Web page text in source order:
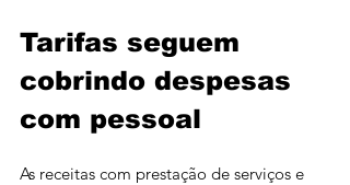
Tarifas seguem
cobrindo despesas
com pessoal
As receitas com prestação de serviços e